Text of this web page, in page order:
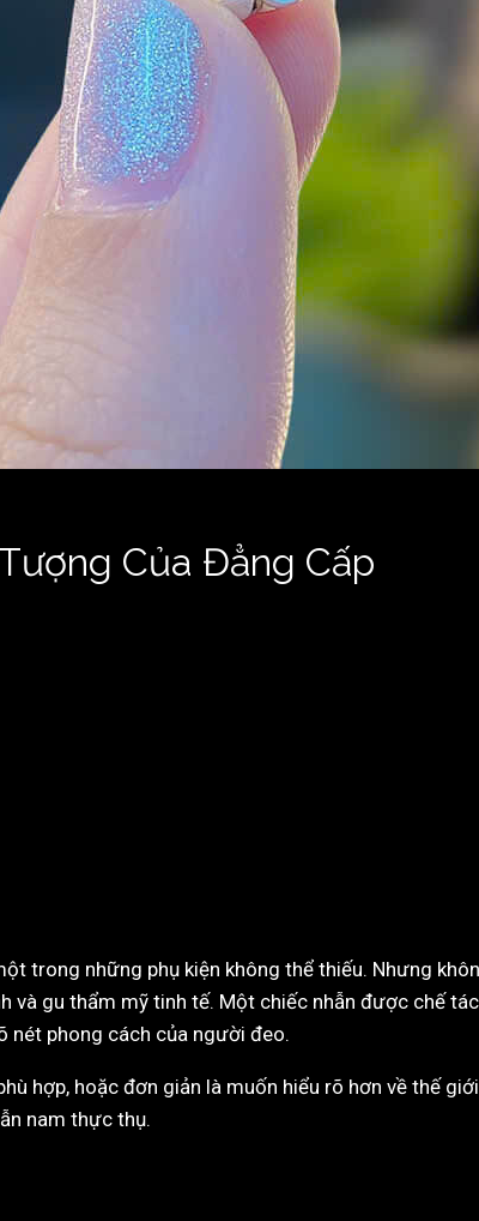
Của Đẳng Cấp
trong những phụ kiện không thể thiếu. Nhưng
và gu thẩm mỹ tinh tế. Một chiếc nhẫn được chế
nét phong cách của người đeo.
hợp, hoặc đơn giản là muốn hiểu rõ hơn về thế
nam thực thụ.